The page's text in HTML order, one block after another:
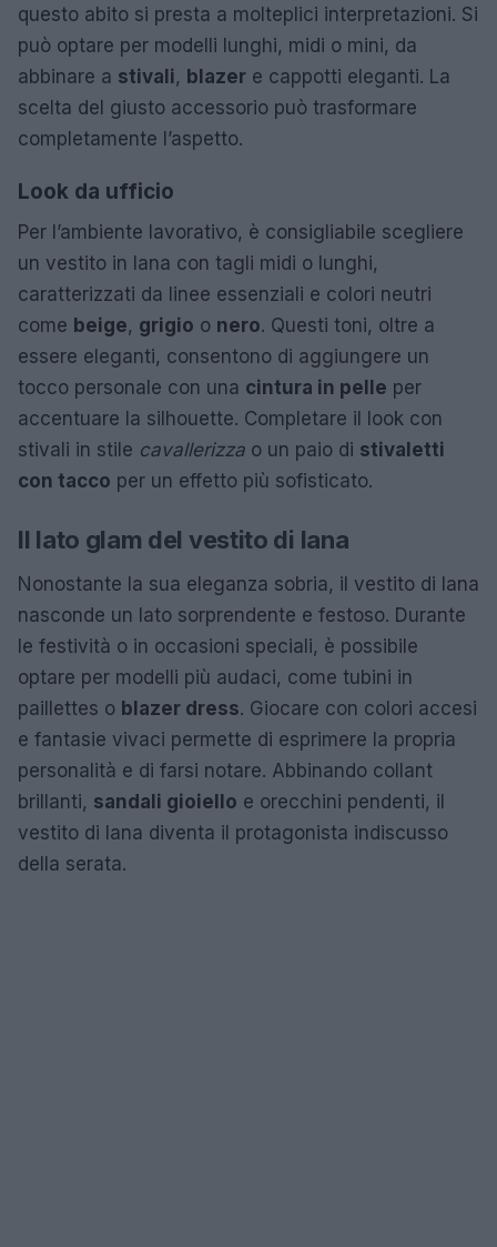
questo abito si presta a molteplici interpretazioni. Si
può optare per modelli lunghi, midi o mini, da
abbinare a stivali, blazer e cappotti eleganti. La
scelta del giusto accessorio può trasformare
completamente l’aspetto.
Look da ufficio
Per l’ambiente lavorativo, è consigliabile scegliere
un vestito in lana con tagli midi o lunghi,
caratterizzati da linee essenziali e colori neutri
come beige, grigio o nero. Questi toni, oltre a
essere eleganti, consentono di aggiungere un
tocco personale con una cintura in pelle per
accentuare la silhouette. Completare il look con
stivali in stile cavallerizza o un paio di stivaletti
con tacco per un effetto più sofisticato.
Il lato glam del vestito di lana
Nonostante la sua eleganza sobria, il vestito di lana
nasconde un lato sorprendente e festoso. Durante
le festività o in occasioni speciali, è possibile
optare per modelli più audaci, come tubini in
paillettes o blazer dress. Giocare con colori accesi
e fantasie vivaci permette di esprimere la propria
personalità e di farsi notare. Abbinando collant
brillanti, sandali gioiello e orecchini pendenti, il
vestito di lana diventa il protagonista indiscusso
della serata.